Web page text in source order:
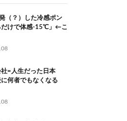
（？）した冷感ポン
だけで体感-15℃」←こ
社=人生だった日本
何者でもなくなる